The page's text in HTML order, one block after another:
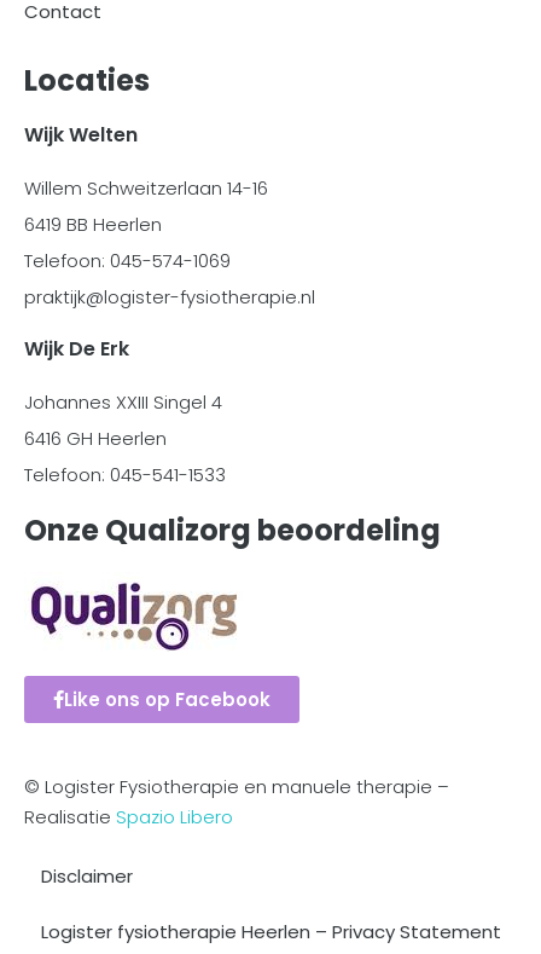
Contact
Locaties
Wijk Welten
Willem Schweitzerlaan 14-16
6419 BB Heerlen
Telefoon: 045-574-1069
praktijk@logister-fysiotherapie.nl
Wijk De Erk
Johannes XXIII Singel 4
6416 GH Heerlen
Telefoon: 045-541-1533
Onze Qualizorg beoordeling
Like ons op Facebook
© Logister Fysiotherapie en manuele therapie –
Realisatie Spazio Libero
Disclaimer
Logister fysiotherapie Heerlen – Privacy Statement